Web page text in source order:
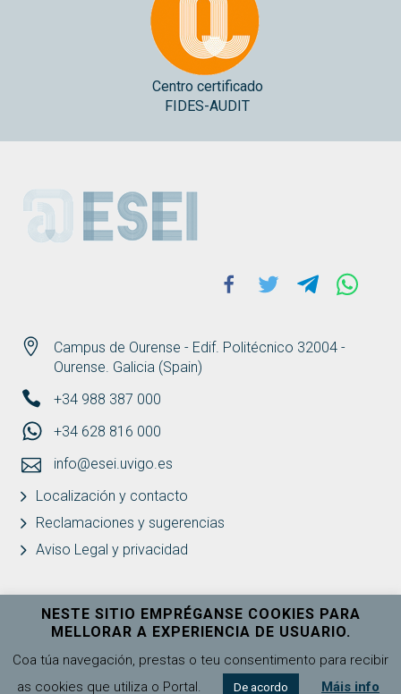
Centro certificado
FIDES-AUDIT
ESEI
Campus de Ourense - Edif. Politécnico 32004 -
Ourense. Galicia (Spain)
+34 988 387 000
+34 628 816 000
info@esei.uvigo.es
Localización y contacto
Reclamaciones y sugerencias
Aviso Legal y privacidad
Facebook
Twitter Telegram
NESTE SITIO EMPRÉGANSE COOKIES PARA
MELLORAR A EXPERIENCIA DE USUARIO.
Coa túa navegación, prestas o teu consentimento para recibir
as cookies que utiliza o Portal.
De acordo Máis info